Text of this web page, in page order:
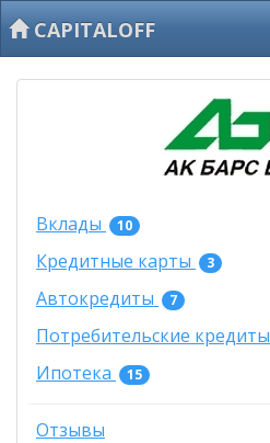
CAPITALOFF
Вклады 10
Кредитные карты 3
Автокредиты 7
Потребительские кредиты
Ипотека 15
Отзывы